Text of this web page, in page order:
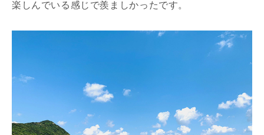
楽しんでいる感じで羨ましかったです。